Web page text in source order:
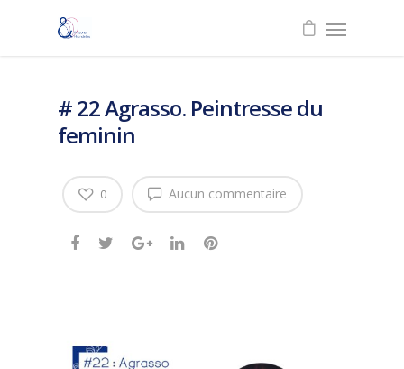
# 22 Agrasso. Peintresse du
feminin
Aucun commentaire
0